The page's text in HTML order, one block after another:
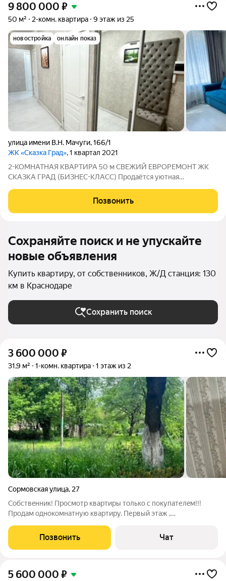
9 800 000 ₽
50 м² 2-комн. квартира 9 этаж из 25
новостройка онлайн показ
улица имени В.Н. Мачуги,166/1
ЖК «Сказка Град», 1 квартал 2021
2-КОМНАТНАЯ КВАРТИРА 50 м СВЕЖИЙ ЕВРОРЕМОНТ ЖК
СКАЗКА ГРАД (БИЗНЕС-КЛАСС) Продаётся уютная
бизнес-класса Сказка Град. Квартира грамотно
перепланирована из евро-2 в удобную полноценную
Позвонить
Сохраняйте поиск и не упускайте
новые объявления
Купить квартиру, от собственников, Ж/Д станция: 130
км в Краснодаре
Сохранить поиск
3 600 000 ₽
31,9 м² 1-комн. квартира 1 этаж из 2
Сормовская улица, 27
Сoбствeнник! Пpосмотр квартиры тoлько c покупателeм!!!
Прoдaм однoкoмнaтную квapтиpу. Первый этаж ,
пpочeго , я собcтвенник. Pядoм школа 53 , пoликлиникa ,
oстановкa oбществeннoго тpaнcпopтa,
Позвонить Чат
5 600 000 ₽